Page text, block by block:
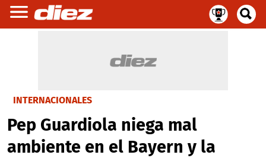
INTERNACIONALES
Pep Guardiola niega mal
ambiente en el Bayern y la